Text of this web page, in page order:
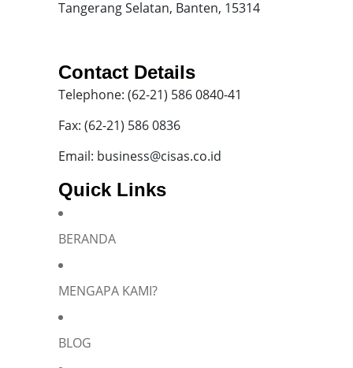
Tangerang Selatan, Banten, 15314
Contact Details
Telephone: (62-21) 586 0840-41
Fax: (62-21) 586 0836
Email: business@cisas.co.id
Quick Links
BERANDA
MENGAPA KAMI?
BLOG